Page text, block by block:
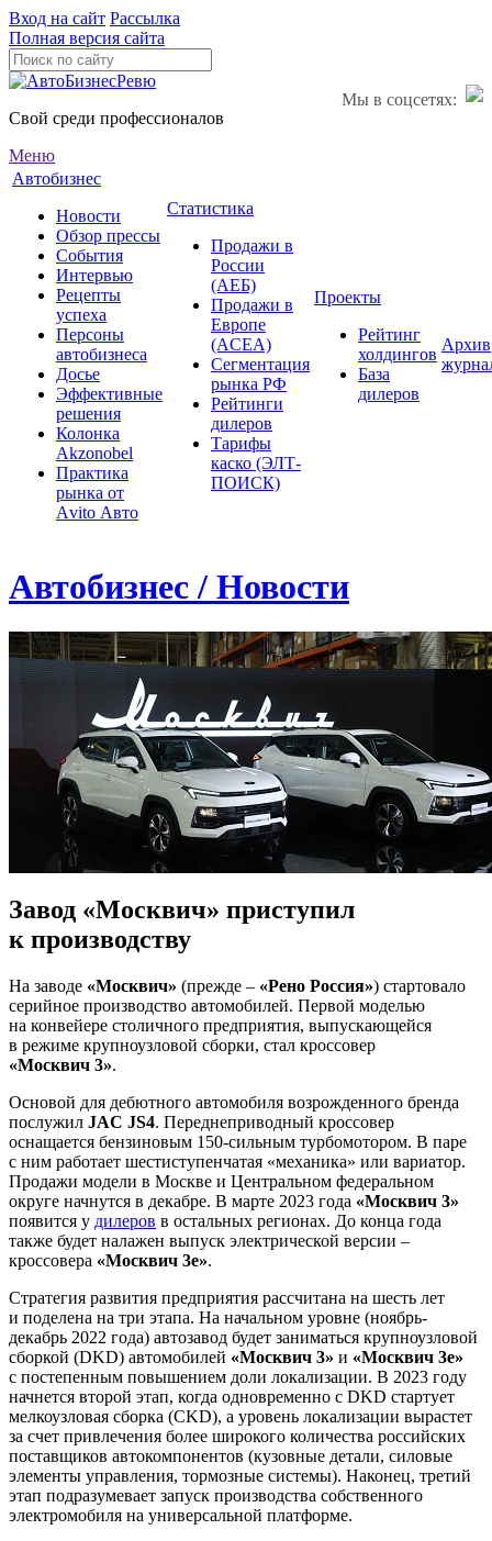
Вход на сайт Рассылка
Полная версия сайта
Мы в соцсетях:
Свой среди профессионалов
Меню
Автобизнес
Новости
Обзор прессы
События
Интервью
Рецепты
успеха
Персоны
автобизнеса
Досье
Эффективные
решения
Колонка
Akzonobel
Практика
рынка от
Аvito Авто
Статистика
Продажи в
России
(АЕБ)
Продажи в
Европе
(ACEA)
Сегментация
рынка РФ
Рейтинги
дилеров
Тарифы
каско (ЭЛТ-
ПОИСК)
Проекты
Рейтинг
холдингов
База
дилеров
Архив
Автобизнес / Новости
Завод «Москвич» приступил
к производству
На заводе «Москвич» (прежде – «Рено Россия») стартовало
серийное производство автомобилей. Первой моделью
на конвейере столичного предприятия, выпускающейся
в режиме крупноузловой сборки, стал кроссовер
«Москвич 3».
Основой для дебютного автомобиля возрожденного бренда
послужил JAC JS4. Переднеприводный кроссовер
оснащается бензиновым 150-сильным турбомотором. В паре
с ним работает шестиступенчатая «механика» или вариатор.
Продажи модели в Москве и Центральном федеральном
округе начнутся в декабре. В марте 2023 года «Москвич 3»
появится у дилеров в остальных регионах. До конца года
также будет налажен выпуск электрической версии –
кроссовера «Москвич 3е».
Стратегия развития предприятия рассчитана на шесть лет
и поделена на три этапа. На начальном уровне (ноябрь-
декабрь 2022 года) автозавод будет заниматься крупноузловой
сборкой (DKD) автомобилей «Москвич 3» и «Москвич 3е»
с постепенным повышением доли локализации. В 2023 году
начнется второй этап, когда одновременно с DKD стартует
мелкоузловая сборка (CKD), а уровень локализации вырастет
за счет привлечения более широкого количества российских
поставщиков автокомпонентов (кузовные детали, силовые
элементы управления, тормозные системы). Наконец, третий
этап подразумевает запуск производства собственного
электромобиля на универсальной платформе.